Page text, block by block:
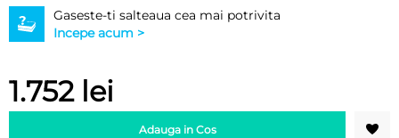
Gaseste-ti salteaua cea mai potrivita
Incepe acum >
1.752 lei
Adauga in Cos